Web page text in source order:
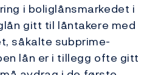
i boliglånsmarkedet i
gitt til låntakere med
såkalte subprime-
lån er i tillegg ofte gitt